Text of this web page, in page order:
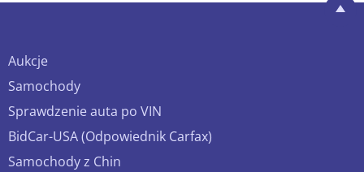
Aukcje
Samochody
Sprawdzenie auta po VIN
BidCar-USA (Odpowiednik Carfax)
Samochody z Chin